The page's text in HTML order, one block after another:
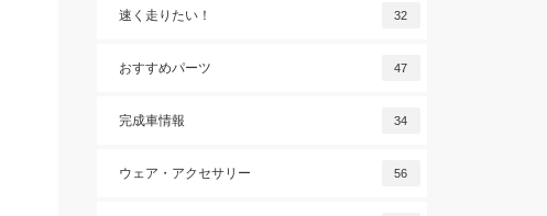
速く走りたい！ 32
おすすめパーツ 47
完成車情報 34
ウェア・アクセサリー 56